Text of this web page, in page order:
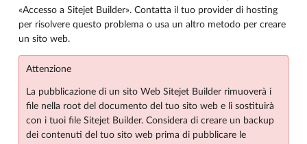
«Accesso a Sitejet Builder». Contatta il tuo provider di hosting
per risolvere questo problema o usa un altro metodo per creare
un sito web.
Attenzione
La pubblicazione di un sito Web Sitejet Builder rimuoverà i
file nella root del documento del tuo sito web e li sostituirà
con i tuoi file Sitejet Builder. Considera di creare un backup
dei contenuti del tuo sito web prima di pubblicare le